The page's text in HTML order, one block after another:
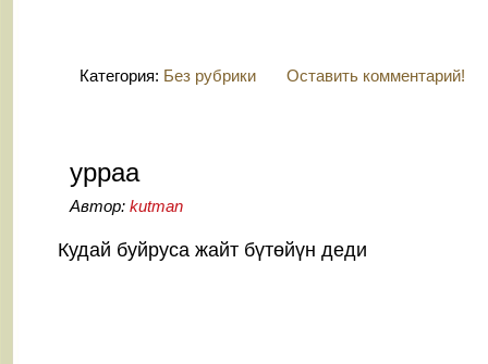
Категория: Без рубрики Оставить комментарий!
урраа
Автор: kutman
Кудай буйруса жайт бүтөйүн деди